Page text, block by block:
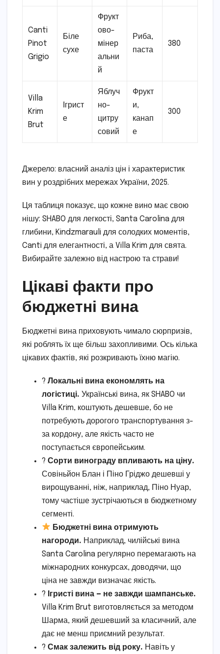
Canti
Pinot
Grigio
Біле
сухе
Фрукт
ово-
мінер
альни
й
Риба,
паста
380
Villa
Krim
Brut
Ігрист
е
Яблуч
но-
цитру
совий
Фрукт
и,
канап
е
300
Джерело: власний аналіз цін і характеристик
вин у роздрібних мережах України, 2025.
Ця таблиця показує, що кожне вино має свою
нішу: SHABO для легкості, Santa Carolina для
глибини, Kindzmarauli для солодких моментів,
Canti для елегантності, а Villa Krim для свята.
Вибирайте залежно від настрою та страви!
Цікаві факти про
бюджетні вина
Бюджетні вина приховують чимало сюрпризів,
які роблять їх ще більш захопливими. Ось кілька
цікавих фактів, які розкривають їхню магію.
? Локальні вина економлять на
логістиці. Українські вина, як SHABO чи
Villa Krim, коштують дешевше, бо не
потребують дорогого транспортування з-
за кордону, але якість часто не
поступається європейським.
? Сорти винограду впливають на ціну.
Совіньйон Блан і Піно Гріджо дешевші у
вирощуванні, ніж, наприклад, Піно Нуар,
тому частіше зустрічаються в бюджетному
сегменті.
Бюджетні вина отримують
нагороди. Наприклад, чилійські вина
Santa Carolina регулярно перемагають на
міжнародних конкурсах, доводячи, що
ціна не завжди визначає якість.
? Ігристі вина — не завжди шампанське.
Villa Krim Brut виготовляється за методом
Шарма, який дешевший за класичний, але
дає не менш приємний результат.
? Смак залежить від року. Навіть у